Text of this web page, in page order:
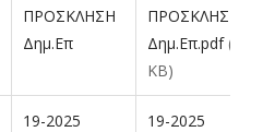
ΠΡΟΣΚΛΗΣΗ
Δημ.Επ
ΠΡΟΣΚΛΗΣΗ
Δημ.Επ.pdf (71.8
KB)
19-2025
19-2025